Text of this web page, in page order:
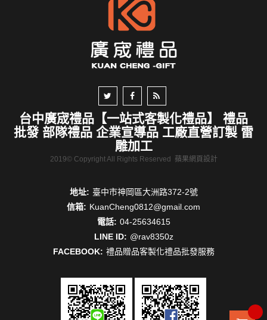
台中廣宬禮品【一站式客製化禮品】 禮品
批發 部隊禮品 企業宣導品 工廠直營訂製 雷
雕加工
2019© Copyright All Rights Reserved 蘋果網頁設計
地址: 臺中市神岡區大洲路372-2號
信箱: KuanCheng0812@gmail.com
電話: 04-25634615
LINE ID: @rav8350z
FACEBOOK: 禮品贈品客製化禮品批發服務